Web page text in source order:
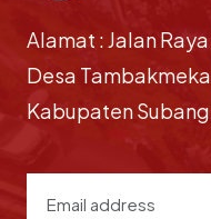
Alamat : Jalan
Desa
Kabupaten